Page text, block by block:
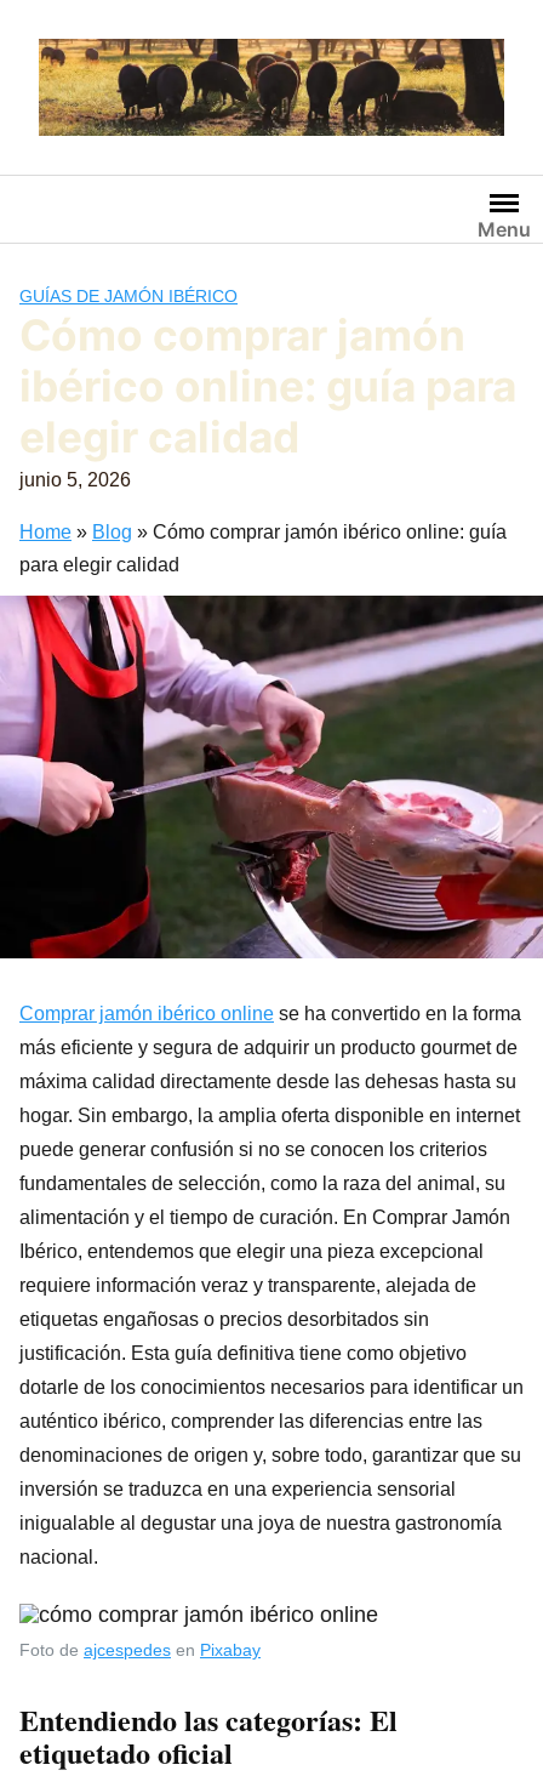
contenido
Menu
GUÍAS DE JAMÓN IBÉRICO
Cómo comprar jamón
ibérico online: guía para
elegir calidad
junio 5, 2026
Home » Blog » Cómo comprar jamón ibérico online: guía
para elegir calidad
Comprar jamón ibérico online se ha convertido en la forma
más eficiente y segura de adquirir un producto gourmet de
máxima calidad directamente desde las dehesas hasta su
hogar. Sin embargo, la amplia oferta disponible en internet
puede generar confusión si no se conocen los criterios
fundamentales de selección, como la raza del animal, su
alimentación y el tiempo de curación. En Comprar Jamón
Ibérico, entendemos que elegir una pieza excepcional
requiere información veraz y transparente, alejada de
etiquetas engañosas o precios desorbitados sin
justificación. Esta guía definitiva tiene como objetivo
dotarle de los conocimientos necesarios para identificar un
auténtico ibérico, comprender las diferencias entre las
denominaciones de origen y, sobre todo, garantizar que su
inversión se traduzca en una experiencia sensorial
inigualable al degustar una joya de nuestra gastronomía
nacional.
Foto de ajcespedes en Pixabay
Entendiendo las categorías: El
etiquetado oficial